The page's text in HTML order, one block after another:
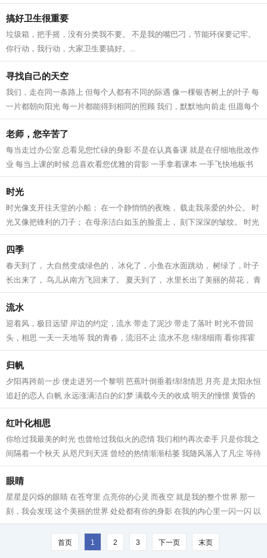
一片密织的云海 走进樱桃园，仔...
搞好卫生很重要
垃圾箱，把手摇，没有分类我不要。 不是我的嘴巴刁，节能环保要记牢。
你行动，我行动，大家卫生要搞好。...
寻找自己的天空
我们，走在同一条路上 但每个人都有不同的际遇 像一棵银杏树上的叶子 每
一片都朝向阳光 每一片都能得到相同的照顾 我们，默默地向前走 但愿每个
人都能找到 自己心里所想的 像一...
老师，您辛苦了
每当走过办公室 总看见您忙碌的身影 不是在认真备课 就是在仔细地批改作
业 每当上课的时候 总喜欢看您优雅的背影 一手拿着课本 一手飞快地板书
带我们飞进知识的海洋 每当我们做...
时光
时光像支开往天堂的小船； 在一个静悄悄的夜晚， 载走我亲爱的外公。 时
光又像把锋利的刀子； 在母亲洁白如玉的脸蛋上， 刻下深深的皱纹。 时光
像个罪恶的小偷； 在我愉快玩耍时...
四季
春天到了， 大自然变成绿色的， 冰化了，小鱼在水面跳动， 树绿了，叶子
长出来了， 鸟儿从南方飞回来了。 夏天到了， 水里长出了美丽的荷花， 青
蛙跳上荷叶赏花， 火热的太阳高...
流水
迎着风，极目远望 岸边的约定，流水 带走了泥沙 带走了落叶 时光不曾回
头，相思 一天一天地等 我的青春，流泪不止 流水不息 绵绵细雨 看你挥霍
的日子 身后的脚印，迷途 带着忧伤...
归帆
夕阳再跨前一步 便走进另一个黎明 芭蕉叶倒垂着绵绵情思 月亮 是太阳永恒
追赶的恋人 白帆 永远涨满洁白的幻梦 满载今天的收成 明天的憧憬 黄昏的
滩涂，永远 骚动莫测的感情 海涨...
红叶化相思
你给过我最美的时光 也曾给过我似火的恋情 我们相约再次牵手 只是你我之
间隔着一个秋天 从咫尺到天涯 曾经的热情渐渐枯萎 我随风落入了凡尘 等待
那个擦肩而过的人 世界开始变得...
眼睛
星星是闪烁的眼睛 在苍穹里 点亮你的心灵 而夜空 就是我的整个世界 那一
刻，我会发现 这个美丽的世界 处处都有你的身影 在我的内心里一闪一闪 以
至于我时常的回忆 我多么希望 你...
首页 1 2 3 下一页 末页